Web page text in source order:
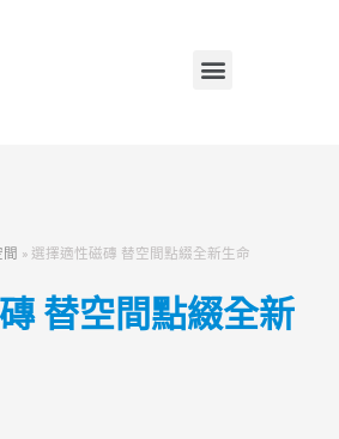
» 選擇適性磁磚 替空間點綴全新生命
替空間點綴全新